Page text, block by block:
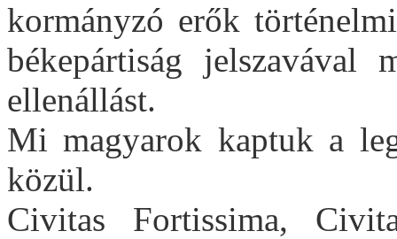
kormányzó erők
békepártiság jelszavával
ellenállást.
Mi magyarok kaptuk a
közül.
Civitas Fortissima,